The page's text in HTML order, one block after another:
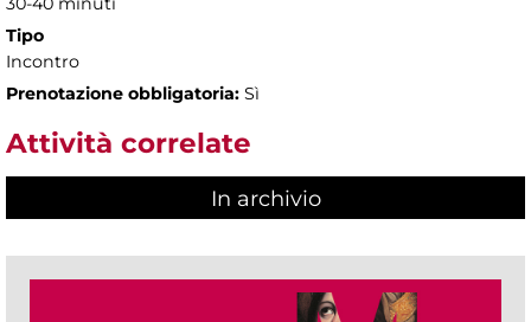
Tipo
Incontro
Prenotazione obbligatoria: Sì
Attività correlate
In archivio